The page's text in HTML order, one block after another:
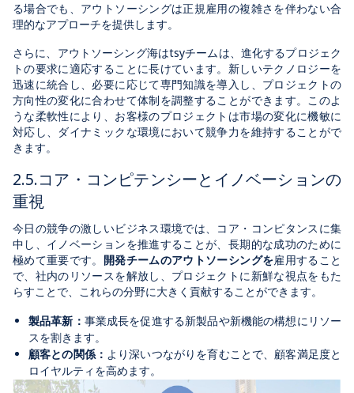
る場合でも、アウトソーシングは正規雇用の複雑さを伴わない合
理的なアプローチを提供します。
さらに、アウトソーシング海はtsyチームは、進化するプロジェク
トの要求に適応することに長けています。新しいテクノロジーを
迅速に統合し、必要に応じて専門知識を導入し、プロジェクトの
方向性の変化に合わせて体制を調整することができます。このよ
うな柔軟性により、お客様のプロジェクトは市場の変化に機敏に
対応し、ダイナミックな環境において競争力を維持することがで
きます。
2.5.コア・コンピテンシーとイノベーションの
重視
今日の競争の激しいビジネス環境では、コア・コンピタンスに集
中し、イノベーションを推進することが、長期的な成功のために
極めて重要です。 開発チームのアウトソーシングを雇用すること
で、社内のリソースを解放し、プロジェクトに新鮮な視点をもた
らすことで、これらの分野に大きく貢献することができます。
製品革新： 事業成長を促進する新製品や新機能の構想にリソー
スを割きます。
顧客との関係： より深いつながりを育むことで、顧客満足度と
ロイヤルティを高めます。